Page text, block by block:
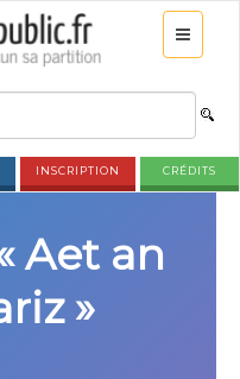
INSCRIPTION CRÉDITS
Aet an
»